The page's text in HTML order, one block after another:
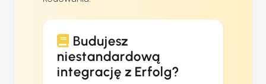
Budujesz
niestandardową
integrację z Erfolg?